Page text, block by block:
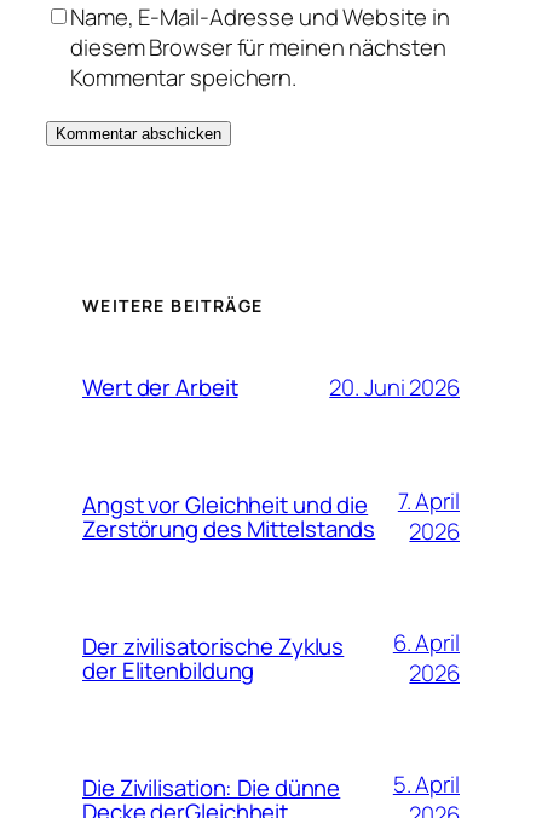
Name, E-Mail-Adresse und Website in
diesem Browser für meinen nächsten
Kommentar speichern.
WEITERE BEITRÄGE
Wert der Arbeit 20. Juni 2026
Angst vor Gleichheit und die
Zerstörung des Mittelstands
7. April
2026
Der zivilisatorische Zyklus
der Elitenbildung
6. April
2026
Die Zivilisation: Die dünne
5. April